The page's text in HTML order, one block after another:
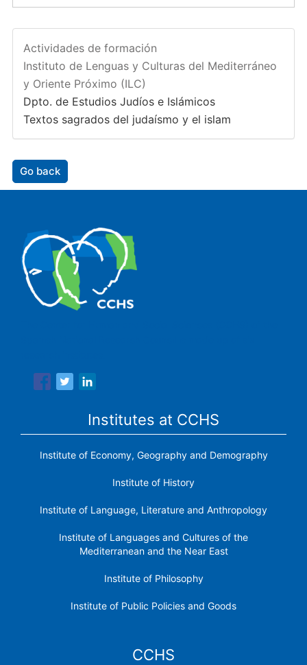
Actividades de formación
Instituto de Lenguas y Culturas del Mediterráneo
y Oriente Próximo (ILC)
Dpto. de Estudios Judíos e Islámicos
Textos sagrados del judaísmo y el islam
Go back
Institutes at CCHS
Institute of Economy, Geography and Demography
Institute of History
Institute of Language, Literature and Anthropology
Institute of Languages ​​and Cultures of the
Mediterranean and the Near East
Institute of Philosophy
Institute of Public Policies and Goods
CCHS